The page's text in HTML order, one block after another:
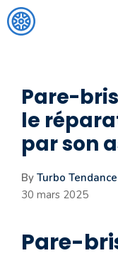
Aller
au
Pare-
le
par son
By Turbo
30 mars 2025
Pare-